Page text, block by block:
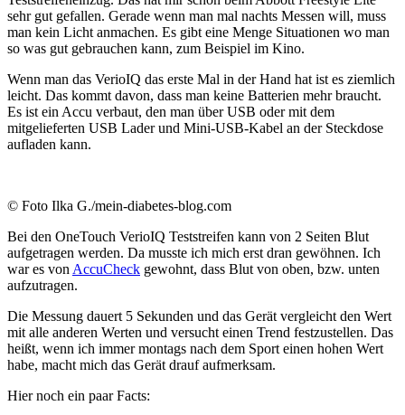
sehr gut gefallen. Gerade wenn man mal nachts Messen will, muss
man kein Licht anmachen. Es gibt eine Menge Situationen wo man
so was gut gebrauchen kann, zum Beispiel im Kino.
Wenn man das VerioIQ das erste Mal in der Hand hat ist es ziemlich
leicht. Das kommt davon, dass man keine Batterien mehr braucht.
Es ist ein Accu verbaut, den man über USB oder mit dem
mitgelieferten USB Lader und Mini-USB-Kabel an der Steckdose
aufladen kann.
© Foto Ilka G./mein-diabetes-blog.com
Bei den OneTouch VerioIQ Teststreifen kann von 2 Seiten Blut
aufgetragen werden. Da musste ich mich erst dran gewöhnen. Ich
war es von AccuCheck gewohnt, dass Blut von oben, bzw. unten
aufzutragen.
Die Messung dauert 5 Sekunden und das Gerät vergleicht den Wert
mit alle anderen Werten und versucht einen Trend festzustellen. Das
heißt, wenn ich immer montags nach dem Sport einen hohen Wert
habe, macht mich das Gerät drauf aufmerksam.
Hier noch ein paar Facts: